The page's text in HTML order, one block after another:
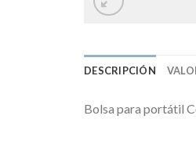
DESCRIPCIÓN
Bolsa para portátil